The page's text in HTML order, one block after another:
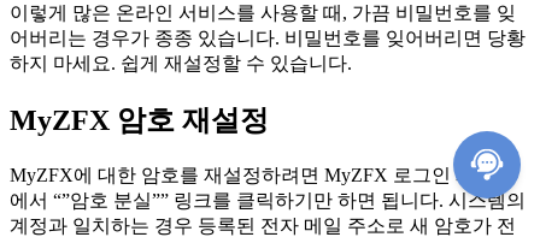
이렇게 많은 온라인 서비스를 사용할 때, 가끔 비밀번호를 잊
어버리는 경우가 종종 있습니다. 비밀번호를 잊어버리면 당황
하지 마세요. 쉽게 재설정할 수 있습니다.
MyZFX 암호 재설정
MyZFX에 대한 암호를 재설정하려면 MyZFX 로그인 페이지
에서 “”암호 분실”” 링크를 클릭하기만 하면 됩니다. 시스템의
계정과 일치하는 경우 등록된 전자 메일 주소로 새 암호가 전